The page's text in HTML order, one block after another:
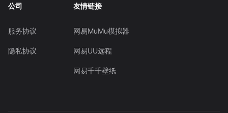
公司
服务协议
隐私协议
友情链接
网易MuMu模拟器
网易UU远程
网易千千壁纸